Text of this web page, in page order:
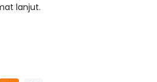
lanjut.